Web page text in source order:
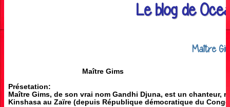
Le blog de
Maître
Maître Gims
Présetation:
Maître Gims, de son vrai nom Gandhi Djuna, est un chanteur,
Kinshasa au Zaïre (depuis République démocratique du